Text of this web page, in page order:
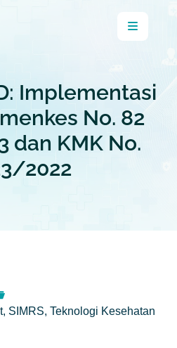
Implementasi
No. 82
dan KMK No.
2022
, SIMRS, Teknologi Kesehatan